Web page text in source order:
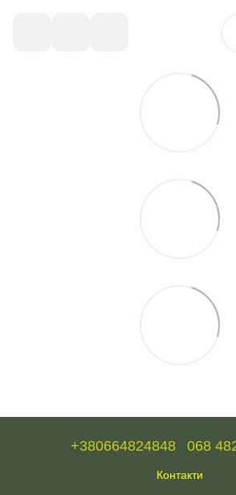
+380664824848 068
Контакти